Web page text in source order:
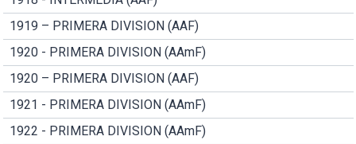
1919 – PRIMERA DIVISION (AAF)
1920 - PRIMERA DIVISION (AAmF)
1920 – PRIMERA DIVISION (AAF)
1921 - PRIMERA DIVISION (AAmF)
1922 - PRIMERA DIVISION (AAmF)